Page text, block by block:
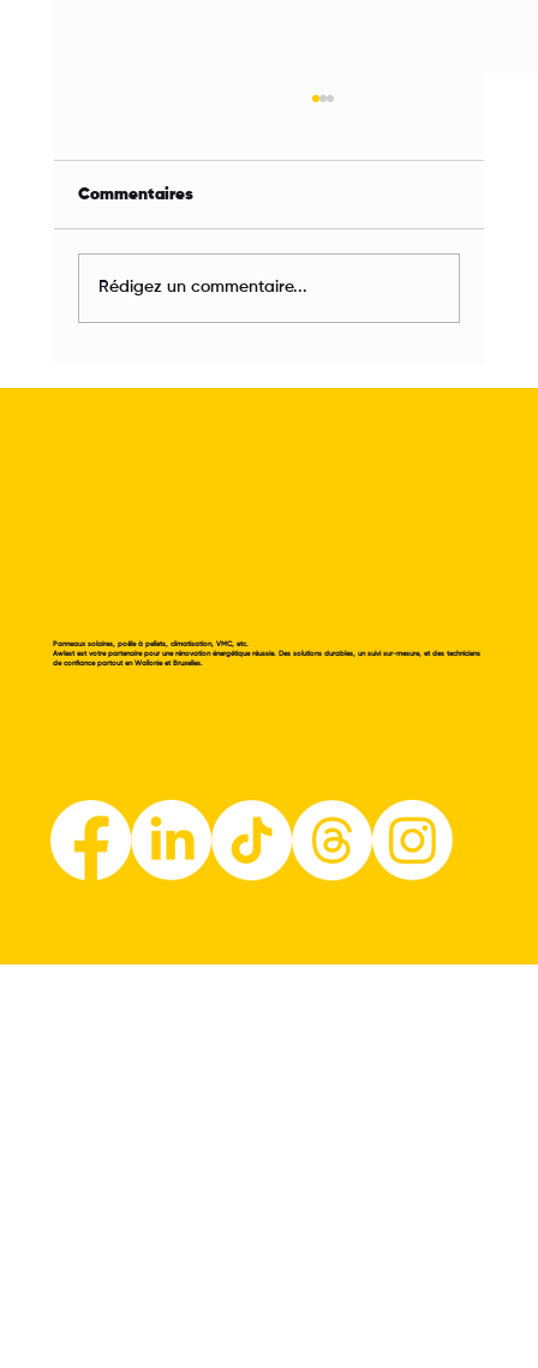
Commentaires
Rédigez un commentaire...
Panneaux solaires, poêle à pellets, climatisation, VMC, etc.
Awlest est votre partenaire pour une rénovation énergétique réussie. Des solutions durables, un suivi sur-mesure, et des techniciens
de confiance partout en Wallonie et Bruxelles.